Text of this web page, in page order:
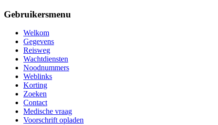
Gebruikersmenu
Welkom
Gegevens
Reisweg
Wachtdiensten
Noodnummers
Weblinks
Korting
Zoeken
Contact
Medische vraag
Voorschrift opladen